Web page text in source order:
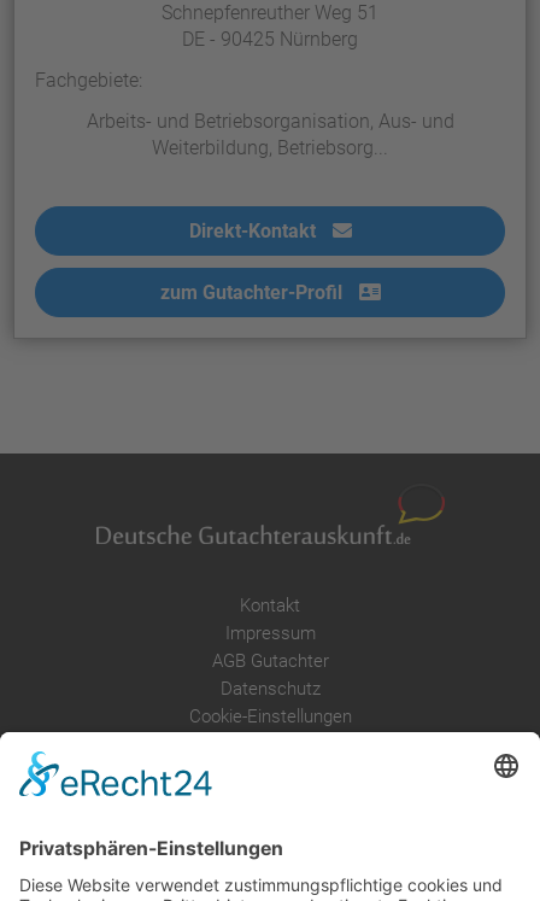
Schnepfenreuther Weg 51
DE - 90425 Nürnberg
Fachgebiete:
Arbeits- und Betriebsorganisation, Aus- und
Weiterbildung, Betriebsorg...
Direkt-Kontakt
zum Gutachter-Profil
Kontakt
Impressum
AGB Gutachter
Datenschutz
Cookie-Einstellungen
Kosten im Überblick
AGB Nutzer